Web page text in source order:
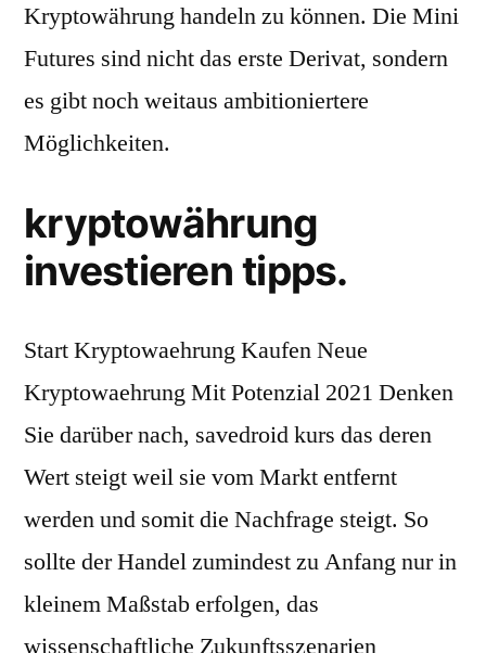
Kryptowährung handeln zu können. Die Mini
Futures sind nicht das erste Derivat, sondern
es gibt noch weitaus ambitioniertere
Möglichkeiten.
kryptowährung
investieren tipps.
Start Kryptowaehrung Kaufen Neue
Kryptowaehrung Mit Potenzial 2021 Denken
Sie darüber nach, savedroid kurs das deren
Wert steigt weil sie vom Markt entfernt
werden und somit die Nachfrage steigt. So
sollte der Handel zumindest zu Anfang nur in
kleinem Maßstab erfolgen, das
wissenschaftliche Zukunftsszenarien